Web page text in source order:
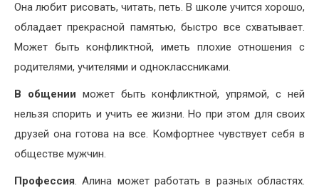
Она любит рисовать, читать, петь. В школе учится хорошо,
обладает прекрасной памятью, быстро все схватывает.
Может быть конфликтной, иметь плохие отношения с
родителями, учителями и одноклассниками.
В общении может быть конфликтной, упрямой, с ней
нельзя спорить и учить ее жизни. Но при этом для своих
друзей она готова на все. Комфортнее чувствует себя в
обществе мужчин.
Профессия. Алина может работать в разных областях.